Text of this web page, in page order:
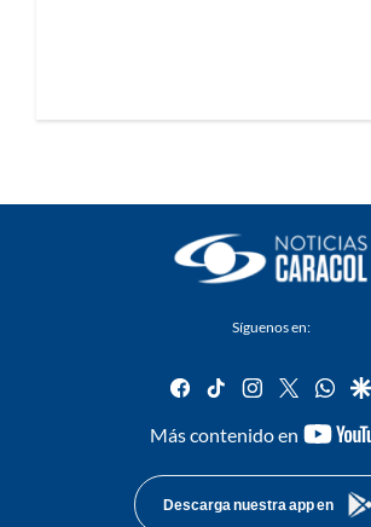
Síguenos en:
facebook
tiktok instagram
twitter
Más contenido en
Descarga nuestra app en